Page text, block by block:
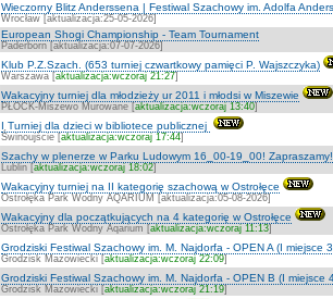
Wieczorny Blitz Anderssena | Festiwal Szachowy im. Adolfa
Wrocław [aktualizacja:25-05-2026]
European Shogi Championship - Team Tournament
Paderborn [aktualizacja:07-07-2026]
Klub P.Z.Szach. (653 turniej czwartkowy pamięci P. Wajszczyka)
Warszawa [aktualizacja:wczoraj 21:27]
Wakacyjny turniej dla młodzieży ur 2011 i młodsi w Miszewie
PŁOCK-Miszewo Murowane [aktualizacja:wczoraj 13:40]
I Turniej dla dzieci w bibliotece publicznej
Świnoujście [aktualizacja:wczoraj 17:44]
Szachy w plenerze w Parku Ludowym 16_00-19_00! Zapraszamy!
Lublin [aktualizacja:wczoraj 18:02]
Wakacyjny turniej na II kategorię szachową w Ostrołęce
Ostrołęka Park Wodny AQARIUM [aktualizacja:05-08-2026]
Wakacyjny dla początkujących na 4 kategorię w Ostrołęce
Ostrołęka Park Wodny Aqarium [aktualizacja:wczoraj 11:13]
Grodziski Festiwal Szachowy im. M. Najdorfa - OPEN A (I miejsce
Grodzisk Mazowiecki [aktualizacja:wczoraj 22:09]
Grodziski Festiwal Szachowy im. M. Najdorfa - OPEN B (I miejsce
Grodzisk Mazowiecki [aktualizacja:wczoraj 21:19]